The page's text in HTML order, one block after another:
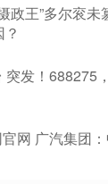
政王”多尔衮
突发！688275
网 广汽集团